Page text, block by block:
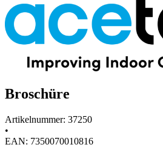
Broschüre
Artikelnummer: 37250
•
EAN: 7350070010816